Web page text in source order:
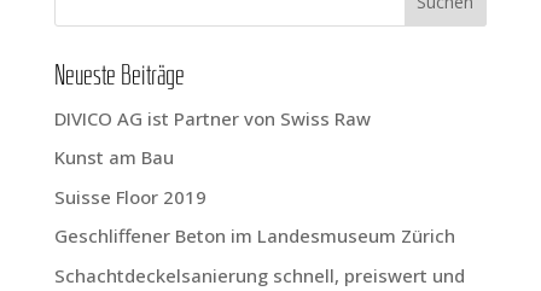
Neu­es­te Beiträge
DIVICO AG ist Part­ner von Swiss Raw
Kunst am Bau
Suis­se Flo­or 2019
Geschlif­fe­ner Beton im Lan­des­mu­se­um Zürich
Schacht­de­ckel­sa­nie­rung schnell, preis­wert und